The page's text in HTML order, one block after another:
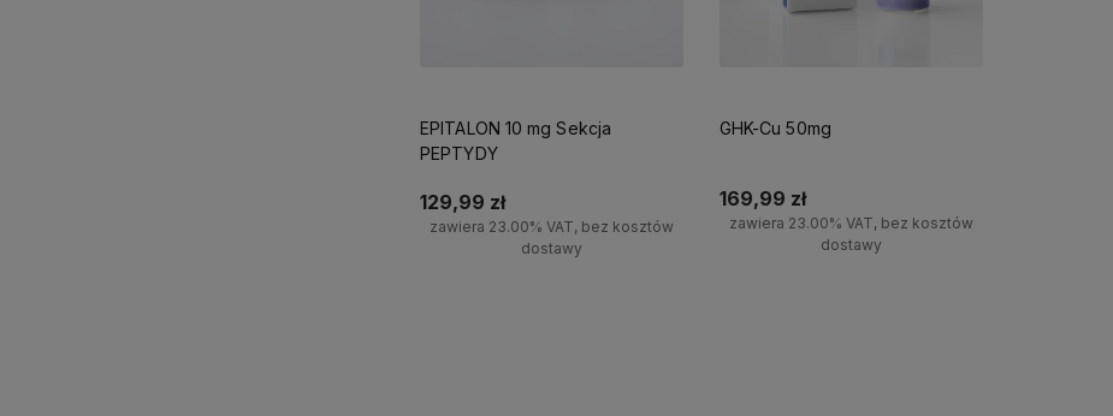
EPITALON 10 mg Sekcja
PEPTYDY
129,99 zł
zawiera 23.00% VAT, bez kosztów
dostawy
GHK-Cu 50mg
169,99 zł
zawiera 23.00% VAT, bez kosztów
dostawy